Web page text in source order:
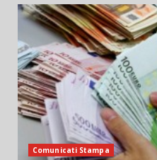
Comunicati Stampa